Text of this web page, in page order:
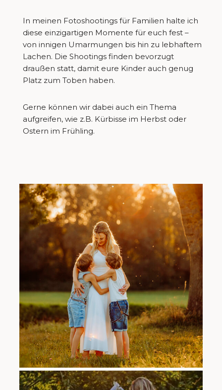
In meinen Fotoshootings für Familien halte ich
diese einzigartigen Momente für euch fest –
von innigen Umarmungen bis hin zu lebhaftem
Lachen. Die Shootings finden bevorzugt
draußen statt, damit eure Kinder auch genug
Platz zum Toben haben.
Gerne können wir dabei auch ein Thema
aufgreifen, wie z.B. Kürbisse im Herbst oder
Ostern im Frühling.